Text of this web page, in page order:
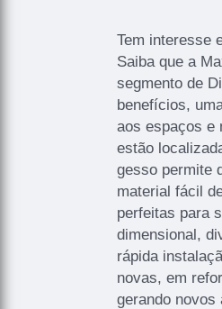
Tem interesse
Saiba que a
segmento de
benefícios,
aos espaços e
estão
gesso permite
material fácil
perfeitas para
dimensional,
rápida
novas, em
gerando